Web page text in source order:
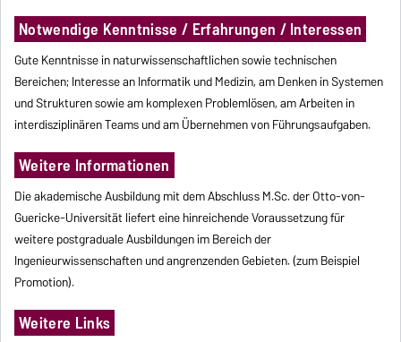
Notwendige Kenntnisse / Erfahrungen / Interessen
Gute Kenntnisse in naturwissenschaftlichen sowie technischen
Bereichen; Interesse an Informatik und Medizin, am Denken in Systemen
und Strukturen sowie am komplexen Problemlösen, am Arbeiten in
interdisziplinären Teams und am Übernehmen von Führungsaufgaben.
Weitere Informationen
Die akademische Ausbildung mit dem Abschluss M.Sc. der Otto-von-
Guericke-Universität liefert eine hinreichende Voraussetzung für
weitere postgraduale Ausbildungen im Bereich der
Ingenieurwissenschaften und angrenzenden Gebieten. (zum Beispiel
Promotion).
Weitere Links